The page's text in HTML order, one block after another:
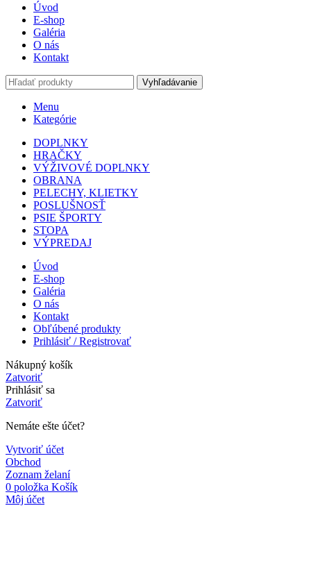
Úvod
E-shop
Galéria
O nás
Kontakt
Vyhľadávanie
Menu
Kategórie
DOPLNKY
HRAČKY
VÝŽIVOVÉ DOPLNKY
OBRANA
PELECHY, KLIETKY
POSLUŠNOSŤ
PSIE ŠPORTY
STOPA
VÝPREDAJ
Úvod
E-shop
Galéria
O nás
Kontakt
Obľúbené produkty
Prihlásiť / Registrovať
Nákupný košík
Zatvoriť
Prihlásiť sa
Zatvoriť
Nemáte ešte účet?
Vytvoriť účet
Obchod
Zoznam želaní
0 položka Košík
Môj účet